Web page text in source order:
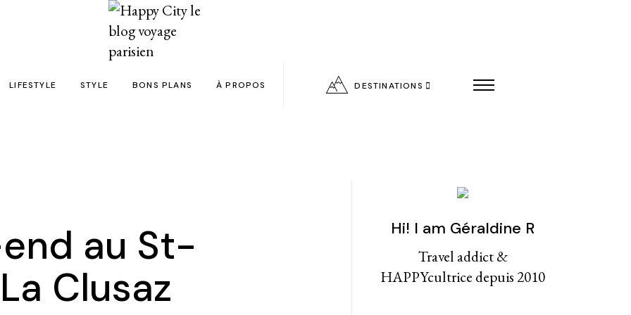
en 24h chrono
filles
LIFESTYLE
Livres
Shopping
Kids
STYLE
Tattoos
BONS PLANS À PROPOS DESTINATIONS
au St-
Clusaz
Hi! I am Géraldine R
Travel addict &
HAPPYcultrice depuis 2010